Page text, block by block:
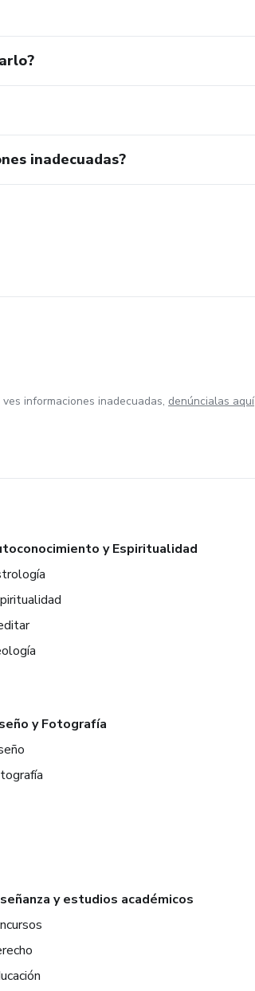
inadecuadas?
informaciones inadecuadas, denúncialas aquí
y Espiritualidad
y Fotografía
y estudios académicos